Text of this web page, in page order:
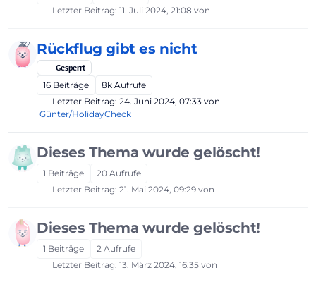
Letzter Beitrag: 11. Juli 2024, 21:08 von
Rückflug gibt es nicht
Gesperrt
16 Beiträge 8k Aufrufe
Letzter Beitrag: 24. Juni 2024, 07:33 von
Günter/HolidayCheck
Dieses Thema wurde gelöscht!
1 Beiträge 20 Aufrufe
Letzter Beitrag: 21. Mai 2024, 09:29 von
Dieses Thema wurde gelöscht!
1 Beiträge 2 Aufrufe
Letzter Beitrag: 13. März 2024, 16:35 von